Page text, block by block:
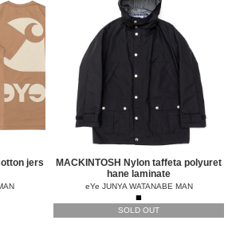
jers
MACKINTOSH Nylon taffeta polyuret
hane laminate
eYe JUNYA WATANABE MAN
■
SOLD OUT